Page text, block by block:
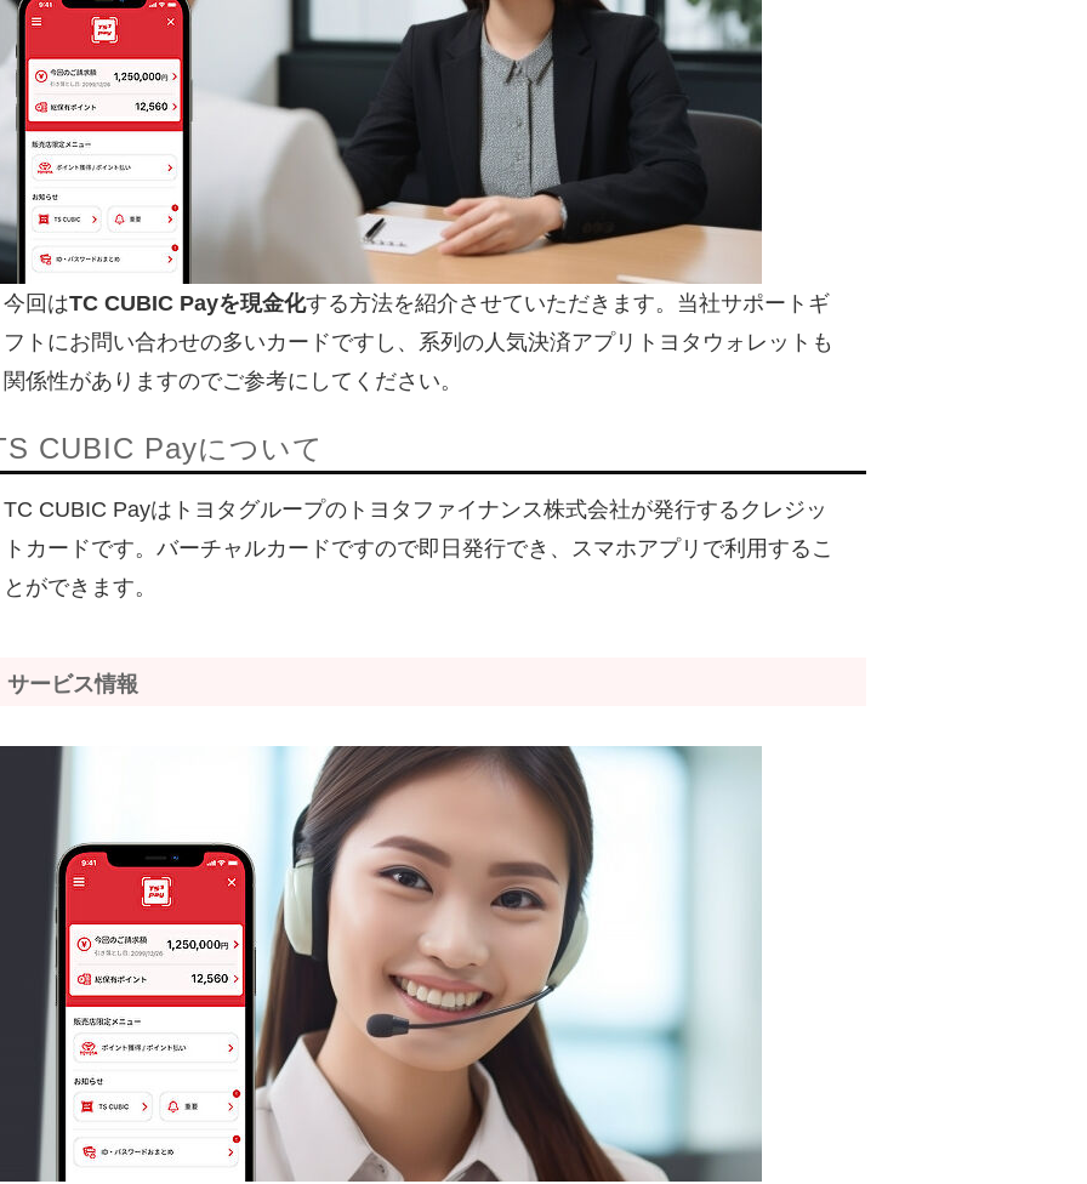
今回はTC CUBIC Payを現金化する方法を紹介させていただきます。当社サポートギ
フトにお問い合わせの多いカードですし、系列の人気決済アプリトヨタウォレットも
関係性がありますのでご参考にしてください。
CUBIC Payについて
TC CUBIC Payはトヨタグループのトヨタファイナンス株式会社が発行するクレジッ
トカードです。バーチャルカードですので即日発行でき、スマホアプリで利用するこ
とができます。
サービス情報